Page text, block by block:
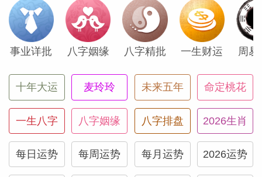
它首次离白羊座这么近。海王星正式进入白
羊座，将在2025年的3月30日，在此前，他
将反复的寻穿梭在双鱼和白羊之间。
所以在本月当海王星离白羊座如此近的时
候，会带来一些新的影响力。首先受到影响
的将会是出生在3月21~23日之间的白羊。
对于迈入一个新工作的白羊来说，提出很多
的问题以及用现实而清晰的眼光去看待后续
事业详批 八字姻缘 八字精批 一生财运 周易
十年大运 麦玲玲 未来五年 命定桃花
一生八字 八字姻缘 八字排盘 2026生肖
每日运势 每周运势 每月运势 2026运势